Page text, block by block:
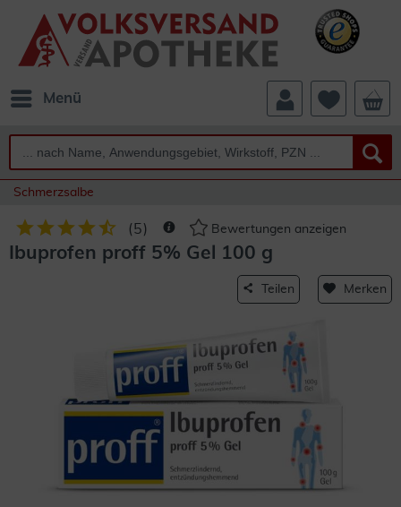
Menü
Schmerzsalbe
(5) Bewertungen anzeigen
Ibuprofen proff 5% Gel 100 g
Teilen Merken